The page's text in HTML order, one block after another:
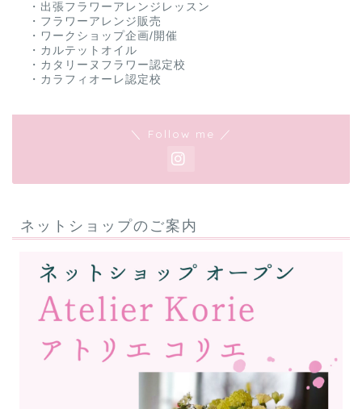
・出張フラワーアレンジレッスン
・フラワーアレンジ販売
・ワークショップ企画/開催
・カルテットオイル
・カタリーヌフラワー認定校
・カラフィオーレ認定校
＼ Follow me ／
ネットショップのご案内